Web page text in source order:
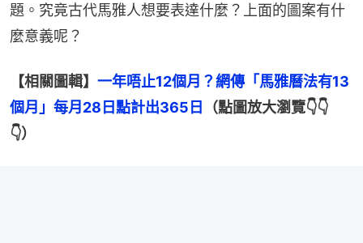
題。究竟古代馬雅人想要表達什麼？上面的圖案有什
麼意義呢？
【相關圖輯】 一年唔止12個月？網傳「馬雅曆法有13
個月」每月28日點計出365日
（點圖放大瀏覽👇👇
👇）